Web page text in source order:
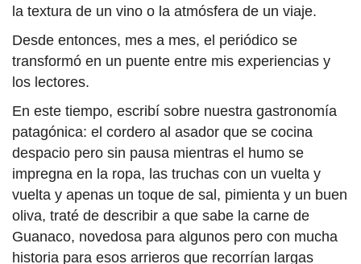
la textura de un vino o la atmósfera de un viaje.
Desde entonces, mes a mes, el periódico se
transformó en un puente entre mis experiencias y
los lectores.
En este tiempo, escribí sobre nuestra gastronomía
patagónica: el cordero al asador que se cocina
despacio pero sin pausa mientras el humo se
impregna en la ropa, las truchas con un vuelta y
vuelta y apenas un toque de sal, pimienta y un buen
oliva, traté de describir a que sabe la carne de
Guanaco, novedosa para algunos pero con mucha
historia para esos arrieros que recorrían largas